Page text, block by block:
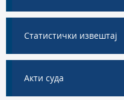
Статистички извештај
Акти суда